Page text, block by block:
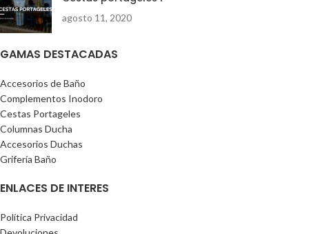
agosto 11, 2020
GAMAS DESTACADAS
Accesorios de Baño
Complementos Inodoro
Cestas Portageles
Columnas Ducha
Accesorios Duchas
Grifería Baño
ENLACES DE INTERES
Política Privacidad